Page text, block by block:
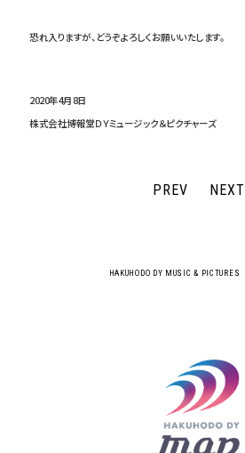
恐れ入りますが、どうぞよろしくお願いいたします。
2020年4月8日
株式会社博報堂ＤＹミュージック＆ピクチャーズ
PREV NEXT
HAKUHODO DY MUSIC & PICTURES